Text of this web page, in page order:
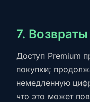
7.
Доступ Premium
покупки;
немедленную
что это может